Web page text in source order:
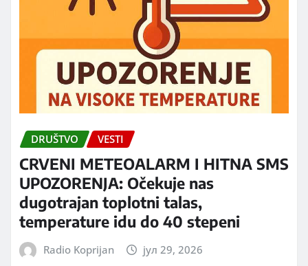
DRUŠTVO VESTI
CRVENI METEOALARM I HITNA SMS
UPOZORENJA: Očekuje nas
dugotrajan toplotni talas,
temperature idu do 40 stepeni
Radio Koprijan јул 29, 2026